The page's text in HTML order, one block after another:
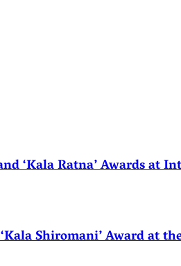
‘Kala Ratna’ Awards at
Shiromani’ Award